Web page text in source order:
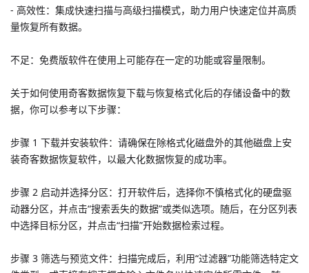
- 高效性：集成快速扫描与高级扫描模式，助力用户快速定位并高质
量恢复所有数据。
不足：免费版软件在使用上可能存在一定的功能或容量限制。
关于如何使用奇客数据恢复下载与恢复格式化后的存储设备中的数
据，你可以参考以下步骤：
步骤 1 下载并安装软件：请确保在除格式化磁盘外的其他磁盘上安
装奇客数据恢复软件，以最大化数据恢复的成功率。
步骤 2 启动并选择分区：打开软件后，选择你不慎格式化的硬盘驱
动器分区，并点击“搜索丢失的数据”或类似选项。随后，在分区列表
中选择目标分区，并点击“扫描”开始数据检索过程。
步骤 3 筛选与预览文件：扫描完成后，利用“过滤器”功能筛选特定文